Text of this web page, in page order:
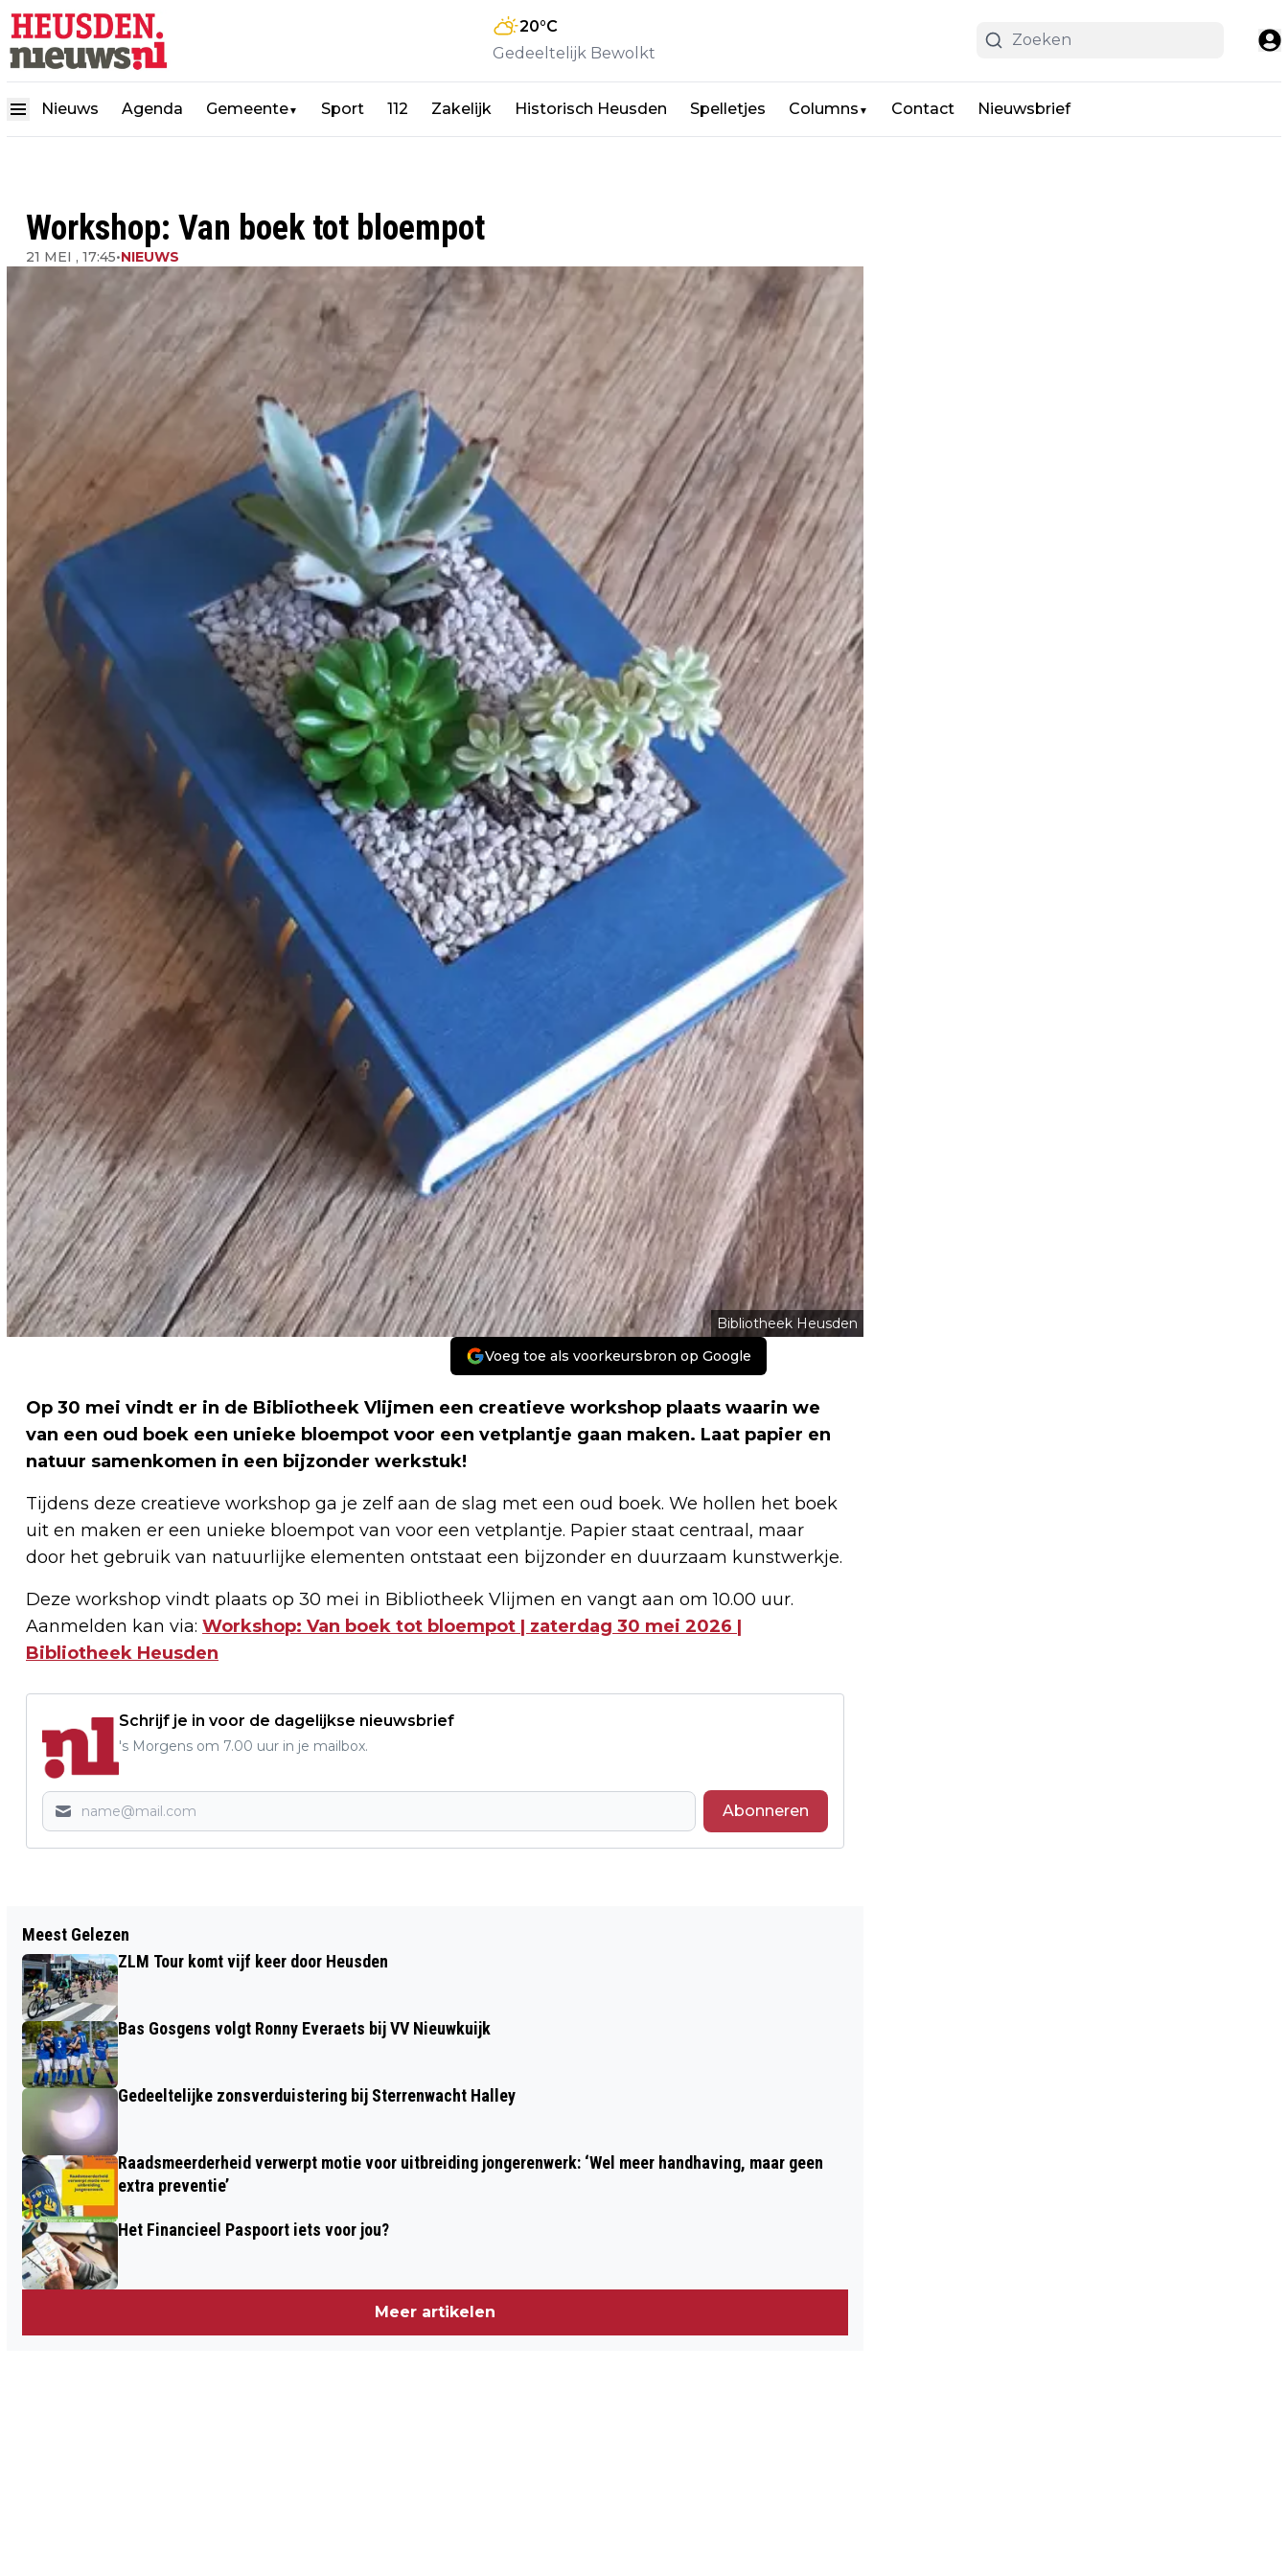
20°C
Gedeeltelijk Bewolkt
Nieuws Agenda Gemeente▼ Sport 112 Zakelijk Historisch Heusden Spelletjes Columns ▼ Contact Nieuwsbrief
Workshop: Van boek tot bloempot
21 MEI , 17:45•NIEUWS
Bibliotheek Heusden
Voeg toe als voorkeursbron op Google
Op 30 mei vindt er in de Bibliotheek Vlijmen een creatieve workshop plaats waarin we
van een oud boek een unieke bloempot voor een vetplantje gaan maken. Laat papier en
natuur samenkomen in een bijzonder werkstuk!
Tijdens deze creatieve workshop ga je zelf aan de slag met een oud boek. We hollen het boek
uit en maken er een unieke bloempot van voor een vetplantje. Papier staat centraal, maar
door het gebruik van natuurlijke elementen ontstaat een bijzonder en duurzaam kunstwerkje.
Deze workshop vindt plaats op 30 mei in Bibliotheek Vlijmen en vangt aan om 10.00 uur.
Aanmelden kan via: Workshop: Van boek tot bloempot | zaterdag 30 mei 2026 |
Bibliotheek Heusden
Schrijf je in voor de dagelijkse nieuwsbrief
's Morgens om 7.00 uur in je mailbox.
Abonneren
B-FRESH NEDERLANDS KAMPIOEN
HIPHOP IN NIJKERK
Meest Gelezen
ZLM Tour komt vijf keer door Heusden
Bas Gosgens volgt Ronny Everaets bij VV Nieuwkuijk
Gedeeltelijke zonsverduistering bij Sterrenwacht Halley
Raadsmeerderheid verwerpt motie voor uitbreiding jongerenwerk: ‘Wel meer handhaving, maar geen
extra preventie’
Het Financieel Paspoort iets voor jou?
Meer artikelen